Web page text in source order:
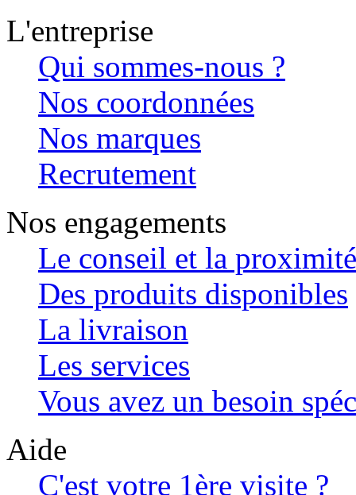
L'entreprise
Qui sommes-nous ?
Nos coordonnées
Nos marques
Recrutement
Nos engagements
Le conseil et la proximité
Des produits disponibles
La livraison
Les services
Vous avez un besoin
Aide
C'est votre 1ère visite ?